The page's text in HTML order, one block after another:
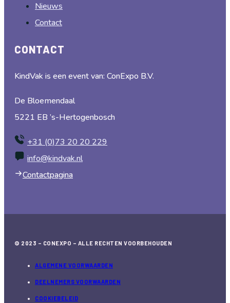
Nieuws
Contact
CONTACT
KindVak is een event van: ConExpo B.V.
De Bloemendaal
5221 EB ’s-Hertogenbosch
+31 (0)73 20 20 229
info@kindvak.nl
Contactpagina
© 2023 – CONEXPO – ALLE RECHTEN VOORBEHOUDEN
ALGEMENE VOORWAARDEN
DEELNEMERS VOORWAARDEN
COOKIEBELEID